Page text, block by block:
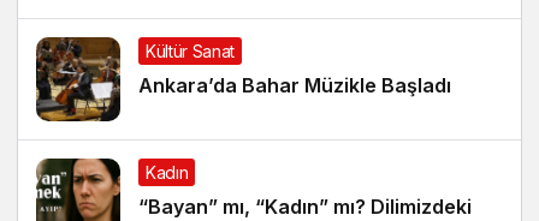
Kültür Sanat
Ankara’da Bahar Müzikle Başladı
Kadın
“Bayan” mı, “Kadın” mı? Dilimizdeki